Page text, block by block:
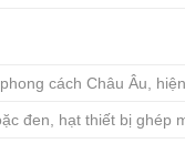
cách Châu Âu,
đen, hạt thiết bị ghép